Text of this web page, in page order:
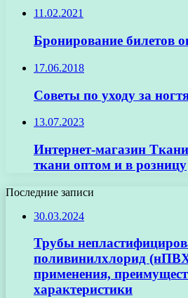
11.02.2021
Бронирование билетов
17.06.2018
Советы по уходу за
13.07.2023
Интернет-магазин
ткани оптом и в розницу
Последние записи
30.03.2024
Трубы
поливинилхлорид
применения,
характеристики